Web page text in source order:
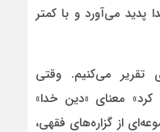
می‌آورد و با کمتر
می‌کنیم. وقتی
کرد» معنای «دین خدا»
از گزاره‌های فقهی،